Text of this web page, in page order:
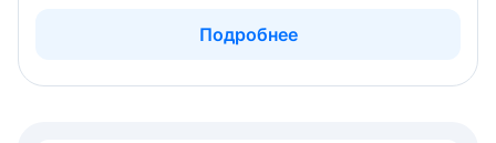
Подробнее